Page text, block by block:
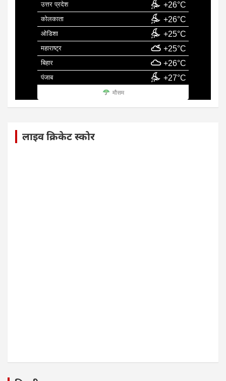
उत्तर प्रदेश +26°C
कोलकाता +26°C
ओडिशा +25°C
महाराष्ट्र +25°C
बिहार +26°C
पंजाब +27°C
मौसम
लाइव क्रिकेट स्कोर